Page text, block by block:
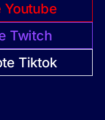
Youtube
Twitch
Tiktok